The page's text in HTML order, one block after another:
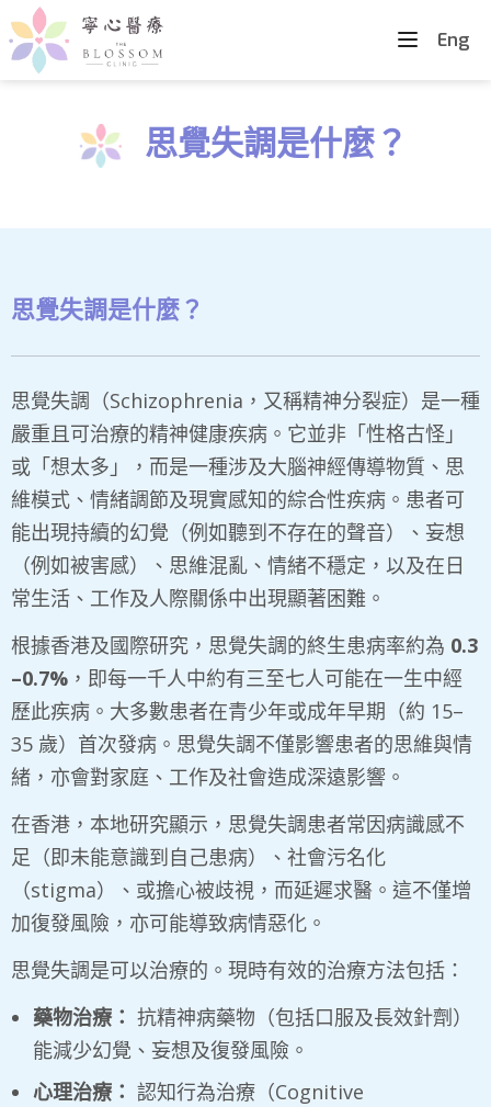
Eng
思覺失調是什麼？
思覺失調是什麼？
思覺失調（Schizophrenia，又稱精神分裂症）是一種
嚴重且可治療的精神健康疾病。它並非「性格古怪」
或「想太多」，而是一種涉及大腦神經傳導物質、思
維模式、情緒調節及現實感知的綜合性疾病。患者可
能出現持續的幻覺（例如聽到不存在的聲音）、妄想
（例如被害感）、思維混亂、情緒不穩定，以及在日
常生活、工作及人際關係中出現顯著困難。
根據香港及國際研究，思覺失調的終生患病率約為 0.3
–0.7% ，即每一千人中約有三至七人可能在一生中經
歷此疾病。大多數患者在青少年或成年早期（約 15–
35 歲）首次發病。思覺失調不僅影響患者的思維與情
緒，亦會對家庭、工作及社會造成深遠影響。
在香港，本地研究顯示，思覺失調患者常因病識感不
足（即未能意識到自己患病）、社會污名化
（stigma）、或擔心被歧視，而延遲求醫。這不僅增
加復發風險，亦可能導致病情惡化。
思覺失調是可以治療的。現時有效的治療方法包括：
藥物治療： 抗精神病藥物（包括口服及長效針劑）
能減少幻覺、妄想及復發風險。
心理治療： 認知行為治療（Cognitive